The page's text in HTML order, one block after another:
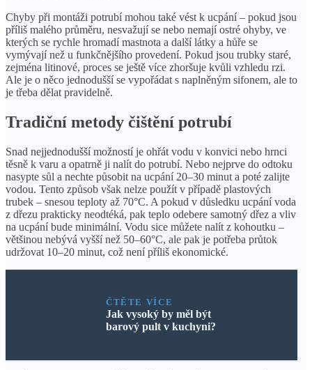
Chyby při montáži potrubí mohou také vést k ucpání – pokud jsou
příliš malého průměru, nesvažují se nebo nemají ostré ohyby, ve
kterých se rychle hromadí mastnota a další látky a hůře se
vymývají než u funkčnějšího provedení. Pokud jsou trubky staré,
zejména litinové, proces se ještě více zhoršuje kvůli vzhledu rzi.
Ale je o něco jednodušší se vypořádat s naplněným sifonem, ale to
je třeba dělat pravidelně.
Tradiční metody čištění potrubí
Snad nejjednodušší možností je ohřát vodu v konvici nebo hrnci
těsně k varu a opatrně ji nalít do potrubí. Nebo nejprve do odtoku
nasypte sůl a nechte působit na ucpání 20–30 minut a poté zalijte
vodou. Tento způsob však nelze použít v případě plastových
trubek – snesou teploty až 70°C. A pokud v důsledku ucpání voda
z dřezu prakticky neodtéká, pak teplo odebere samotný dřez a vliv
na ucpání bude minimální. Vodu sice můžete nalít z kohoutku –
většinou nebývá vyšší než 50–60°C, ale pak je potřeba průtok
udržovat 10–20 minut, což není příliš ekonomické.
ČTĚTE VÍCE
Jak vysoký by měl být
barový pult v kuchyni?